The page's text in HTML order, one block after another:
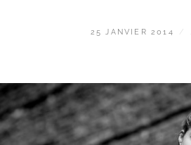
POSTED
25 JANVIER 2014